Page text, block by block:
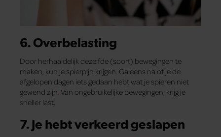
6. Overbelasting
Door herhaaldelijk dezelfde (soort) bewegingen te
maken, kun je spierpijn krijgen. Ga eens na of je de
afgelopen dagen iets gedaan hebt wat je spieren niet
gewend zijn. Van ongebruikelijke bewegingen, krijg je
sneller last.
7. Je hebt verkeerd geslapen